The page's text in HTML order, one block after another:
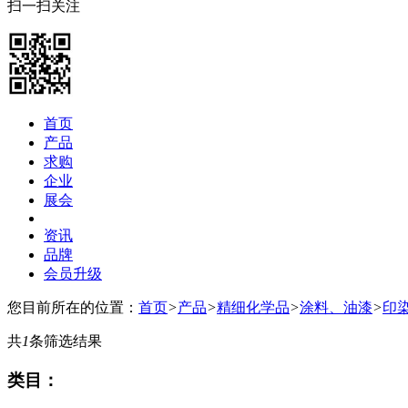
扫一扫关注
首页
产品
求购
企业
展会
资讯
品牌
会员升级
您目前所在的位置： 首页>产品>精细化学品>涂料、油漆>印
共1条筛选结果
类目：